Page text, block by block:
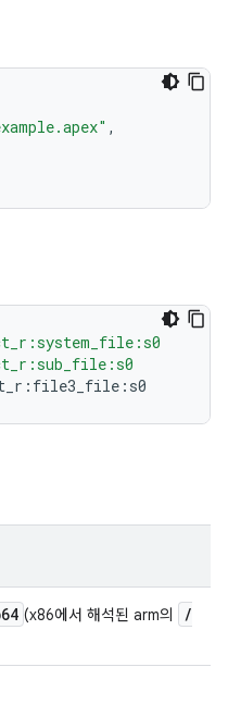
,
: file3_file : s0
(x86에서 해석된 arm의
/